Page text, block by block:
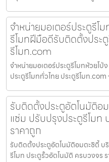
จำหน่ายมอเตอร์ประตูรีโ
รีโมทฝีมือดีรับติดตั้งประ
รีโมท.com
จำหน่ายมอเตอร์ประตูรีโมทห้วยโ
ประตูรีโมททั่วไทย ประตูรีโมท
รับติดตั้งประตูอัตโนมัติอ
แซ่ม ปรับปรุงประตูรีโมท
ราคาถูก
รับติดตั้งประตูอัตโนมัติอมตะซิตี้ บ
รีโมท ประตูรั้วอัตโนมัติ ครบวงจร